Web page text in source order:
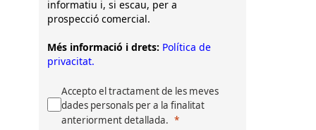
informatiu i, si escau, per a
prospecció comercial.
Més informació i drets: Política de
privacitat.
Accepto el tractament de les meves
dades personals per a la finalitat
anteriorment detallada.